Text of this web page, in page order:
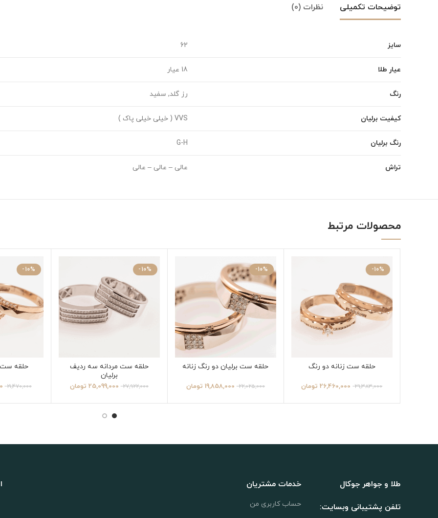
توضیحات تکمیلی نظرات (0)
سایز 62
عیار طلا 18 عیار
رنگ رز گلد, سفید
کیفیت برلیان VVS ( خیلی خیلی پاک )
رنگ برلیان G-H
تراش عالی – عالی – عالی
محصولات مرتبط
-10%
حلقه ست زنانه دو رنگ
29,383,000
26,460,000 تومان
-10%
حلقه ست برلیان دو رنگ زنانه
22,025,000
19,858,000 تومان
-10%
حلقه ست مردانه سه ردیف
برلیان
27,922,000
25,099,000 تومان
-10%
حلقه ست
21,470,000
طلا و جواهر جوکال
تلفن پشتیبانی وبسایت:
خدمات مشتریان
حساب کاربری من